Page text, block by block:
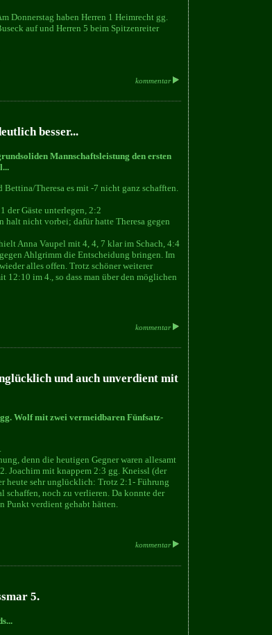
Donnerstag haben Herren 1 Heimrecht gg.
auf und Herren 5 beim Spitzenreiter
kommentar
besser...
Mannschaftsleistung den ersten
Theresa es mit -7 nicht ganz schafften.
der Gäste unterlegen, 2:2
nicht vorbei; dafür hatte Theresa gegen
Anna Vaupel mit 4, 4, 7 klar im Schach, 4:4
Ahlgrimm die Entscheidung bringen. Im
alles offen. Trotz schöner weiterer
12:10 im 4., so dass man über den möglichen
kommentar
und auch unverdient mit
Wolf mit zwei vermeidbaren Fünfsatz-
denn die heutigen Gegner waren allesamt
Joachim mit knappem 2:3 gg. Kneissl (der
heute sehr unglücklich: Trotz 2:1- Führung
schaffen, noch zu verlieren. Da konnte der
Punkt verdient gehabt hätten.
kommentar
5.